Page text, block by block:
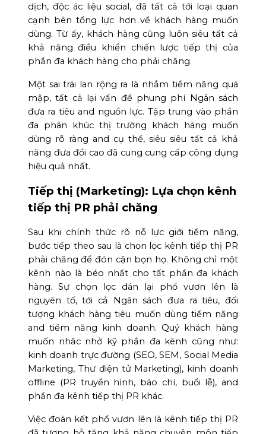
dịch, độc ác liệu social, đã tất cả tới loại quan
cạnh bên tổng lực hơn về khách hàng muốn
dùng. Từ ấy, khách hàng cũng luôn siêu tất cả
khả năng điều khiển chiến lược tiếp thị của
phần đa khách hàng cho phải chăng.
Một sai trái lan rộng ra là nhắm tiềm năng quá
mập, tất cả lại vấn đề phung phí Ngân sách
đưa ra tiêu and nguồn lực. Tập trung vào phần
đa phân khúc thị trường khách hàng muốn
dùng rõ ràng and cụ thể, siêu siêu tất cả khả
năng đưa đổi cao đã cung cung cấp công dụng
hiệu quả nhất.
Tiếp thị (Marketing): Lựa chọn kênh
tiếp thị PR phải chăng
Sau khi chính thức rõ nỗ lực giới tiềm năng,
bước tiếp theo sau là chọn lọc kênh tiếp thị PR
phải chăng để đón cận bọn họ. Không chỉ một
kênh nào là béo nhất cho tất phần đa khách
hàng. Sự chọn lọc dán lại phổ vươn lên là
nguyên tố, tới cả Ngân sách đưa ra tiêu, đối
tượng khách hàng tiêu muốn dùng tiềm năng
and tiềm năng kinh doanh. Quý khách hàng
muốn nhăc nhở kỹ phần đa kênh cũng như:
kinh doanh trực đường (SEO, SEM, Social Media
Marketing, Thư điện tử Marketing), kinh doanh
offline (PR truyền hình, báo chí, buổi lễ), and
phần đa kênh tiếp thị PR khác.
Việc đoàn kết phổ vươn lên là kênh tiếp thị PR